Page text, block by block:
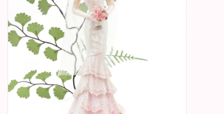
Geboorte, Doop en
Communie